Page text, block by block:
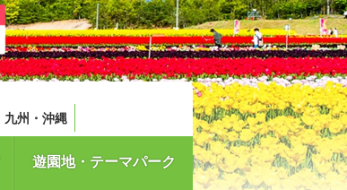
九州・沖縄
遊園地・テーマパーク